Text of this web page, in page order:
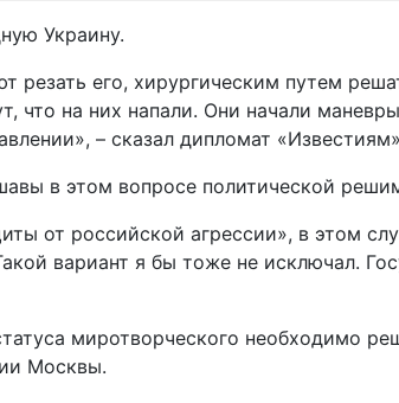
Украину.
резать его, хирургическим путем
на них напали. Они начали
– сказал дипломат
в этом вопросе политической
от российской агрессии», в этом
вариант я бы тоже не исключал.
миротворческого необходимо
Москвы.